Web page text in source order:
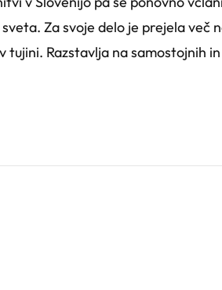
Za svoje delo je prejela več
tujini. Razstavlja na samostojnih